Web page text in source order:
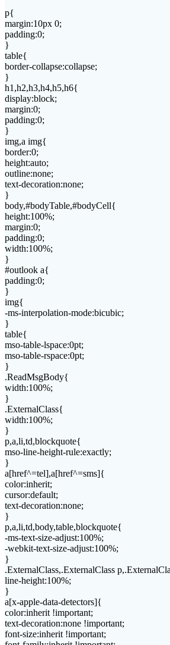
p{
margin:10px 0;
padding:0;
}
table{
border-collapse:collapse;
}
h1,h2,h3,h4,h5,h6{
display:block;
margin:0;
padding:0;
}
img,a img{
border:0;
height:auto;
outline:none;
text-decoration:none;
}
body,#bodyTable,#bodyCell{
height:100%;
margin:0;
padding:0;
width:100%;
}
#outlook a{
padding:0;
}
img{
-ms-interpolation-mode:bicubic;
}
table{
mso-table-lspace:0pt;
mso-table-rspace:0pt;
}
.ReadMsgBody{
width:100%;
}
.ExternalClass{
width:100%;
}
p,a,li,td,blockquote{
mso-line-height-rule:exactly;
}
a[href^=tel],a[href^=sms]{
color:inherit;
cursor:default;
text-decoration:none;
}
p,a,li,td,body,table,blockquote{
-ms-text-size-adjust:100%;
-webkit-text-size-adjust:100%;
}
.ExternalClass,.ExternalClass
line-height:100%;
}
a[x-apple-data-detectors]{
color:inherit !important;
text-decoration:none !important;
font-size:inherit !important;